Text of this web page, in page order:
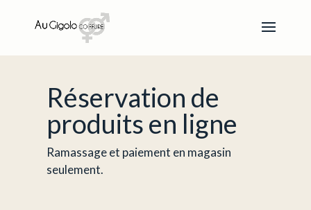
Réservation de
produits en ligne
Ramassage et paiement en magasin
seulement.